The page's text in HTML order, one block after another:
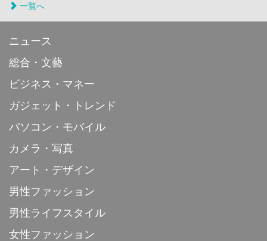
一覧へ
ニュース
総合・文藝
ビジネス・マネー
ガジェット・トレンド
パソコン・モバイル
カメラ・写真
アート・デザイン
男性ファッション
男性ライフスタイル
女性ファッション